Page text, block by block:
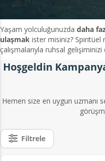
Yaşam yolculuğunuzda daha
ulaşmak ister misiniz? Spiritüel
çalışmalarıyla ruhsal
Hoşgeldin
Hemen size en uygun uzmanı
Filtrele